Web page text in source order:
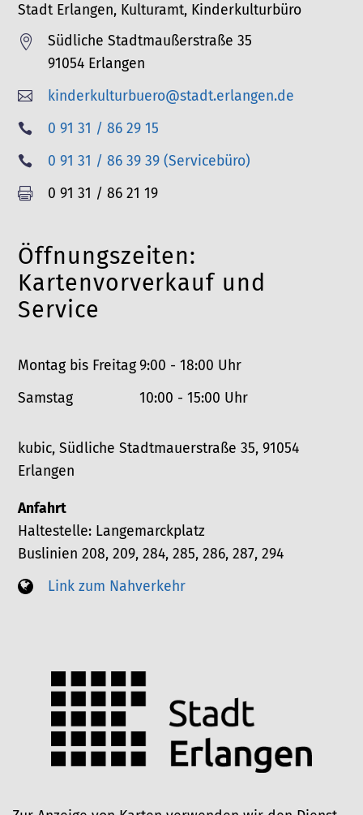
Stadt Erlangen, Kulturamt, Kinderkulturbüro

Südliche Stadtmaußerstraße 35
91054 Erlangen
 kinderkulturbuero@stadt.erlangen.de

T
e
o
n
0 91 31 / 86 29 15

T
f
o
0 91 31 / 86 39 39 (Servicebüro)

F
0 91 31 / 86 21 19
Öffnungszeiten:
Kartenvorverkauf und
Service
Montag bis Freitag 9:00 - 18:00 Uhr
Samstag
10:00 - 15:00 Uhr
kubic, Südliche Stadtmauerstraße 35, 91054
Erlangen
Anfahrt
Haltestelle: Langemarckplatz
Buslinien 208, 209, 284, 285, 286, 287, 294
Link zum Nahverkehr